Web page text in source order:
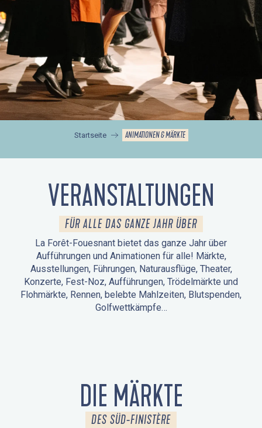
Startseite ANIMATIONEN & MÄRKTE
VERANSTALTUNGEN
FÜR ALLE DAS GANZE JAHR ÜBER
La Forêt-Fouesnant bietet das ganze Jahr über
Aufführungen und Animationen für alle! Märkte,
Ausstellungen, Führungen, Naturausflüge, Theater,
Konzerte, Fest-Noz, Aufführungen, Trödelmärkte und
Flohmärkte, Rennen, belebte Mahlzeiten, Blutspenden,
Golfwettkämpfe…
DIE MÄRKTE
DES SÜD-FINISTÈRE